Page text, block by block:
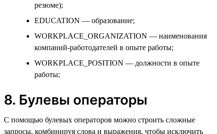
резюме);
EDUCATION — образование;
WORKPLACE_ORGANIZATION — наименования
компаний-работодателей в опыте работы;
WORKPLACE_POSITION — должности в опыте
работы;
8. Булевы операторы
С помощью булевых операторов можно строить сложные
запросы, комбинируя слова и выражения, чтобы исключить